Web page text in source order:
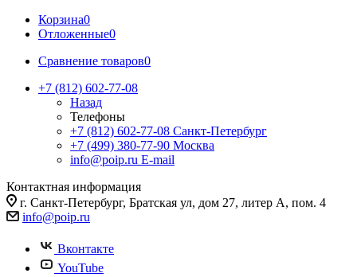
Корзина0
Отложенные0
Сравнение товаров0
+7 (812) 602-77-08
Назад
Телефоны
+7 (812) 602-77-08 Санкт-Петербург
+7 (499) 380-77-90 Москва
info@poip.ru E-mail
Контактная информация
г. Санкт-Петербург, Братская ул, дом 27, литер А, пом. 4
info@poip.ru
Вконтакте
YouTube